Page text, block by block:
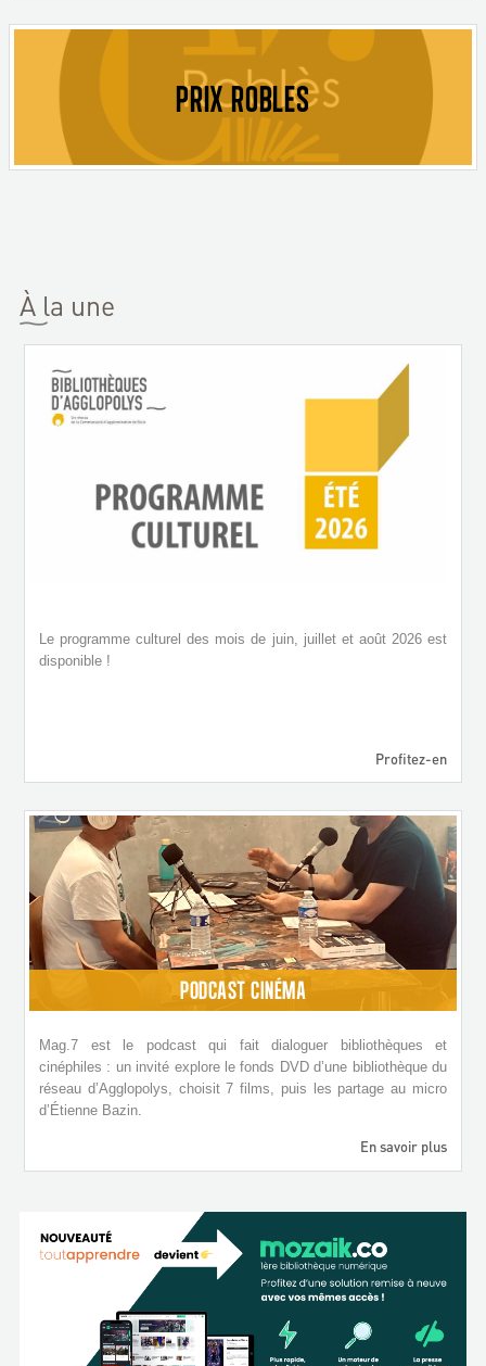
PRIX ROBLES
À la une
Le programme culturel des mois de juin, juillet et août 2026 est
disponible !
Profitez-en
PODCAST CINÉMA
Mag.7 est le podcast qui fait dialoguer bibliothèques et
cinéphiles : un invité explore le fonds DVD d’une bibliothèque du
réseau d’Agglopolys, choisit 7 films, puis les partage au micro
d’Étienne Bazin.
En savoir plus